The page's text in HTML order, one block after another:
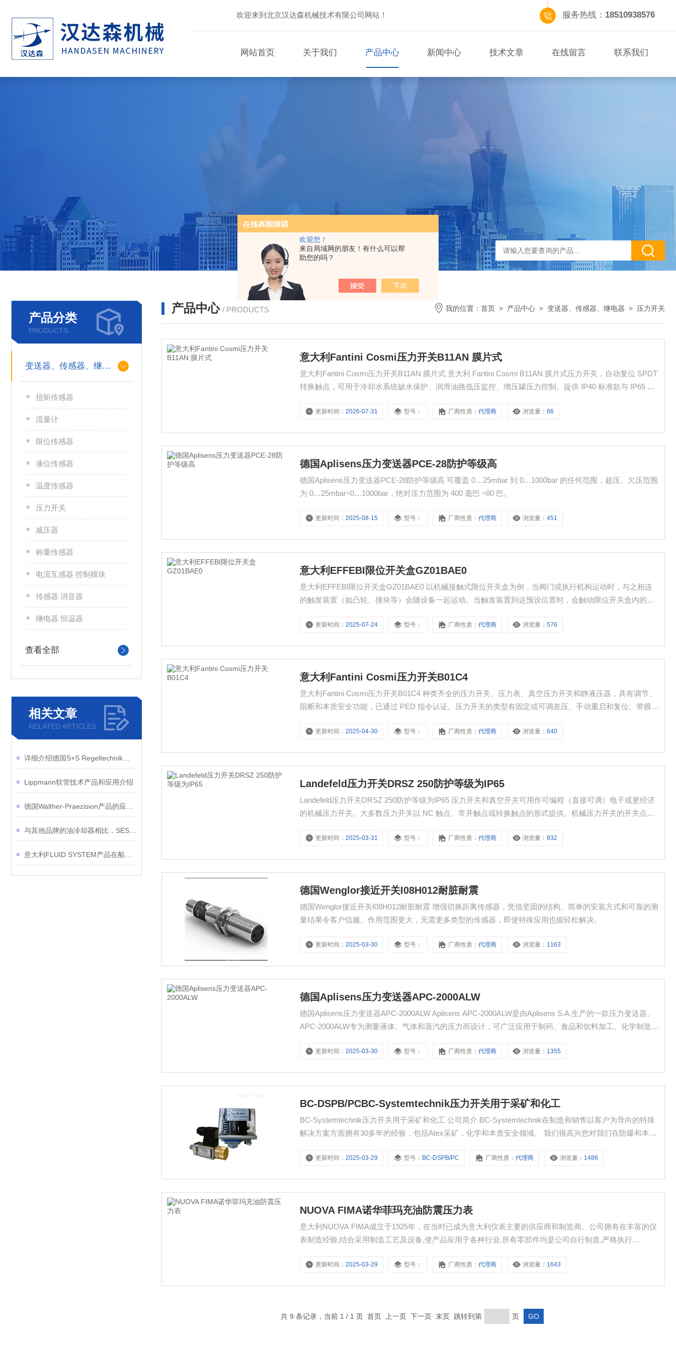
欢迎您！
来自局域网的朋友！有什么可以帮
助您的吗？
欢迎来到北京汉达森机械技术有限公司网站！ 服务热线： 18510938576
网站首页 关于我们 产品中心 新闻中心 技术文章 在线留言 联系我们
产品分类
PRODUCTS
变送器、传感器、继电器
扭矩传感器
流量计
限位传感器
液位传感器
温度传感器
压力开关
减压器
称重传感器
电流互感器 控制模块
传感器 消音器
继电器 恒温器
查看全部
相关文章
RELATED ARTICLES
Lippmann软管技术产品和应用介绍
产品中心 / PRODUCTS 我的位置： 首页 > 产品中心 > 变送器、传感器、继电器 > 压力开关
意大利Fantini Cosmi压力开关B11AN 膜片式
意大利Fantini Cosmi压力开关B11AN 膜片式 意大利 Fantini Cosmi B11AN 膜片式压力开关，自动复位 SPDT
转换触点，可用于冷却水系统缺水保护、润滑油路低压监控、增压罐压力控制。提供 IP40 标准款与 IP65 防
更新时间：2026-07-31 型号： 厂商性质：代理商 浏览量：66
德国Aplisens压力变送器PCE-28防护等级高
德国Aplisens压力变送器PCE-28防护等级高 可覆盖 0…25mbar 到 0…1000bar 的任何范围，超压、欠压范围
为 0…25mbar÷0…1000bar，绝对压力范围为 400 毫巴 ÷80 巴。
更新时间：2025-08-15 型号： 厂商性质：代理商 浏览量：451
意大利EFFEBI限位开关盒GZ01BAE0
意大利EFFEBI限位开关盒GZ01BAE0 以机械接触式限位开关盒为例，当阀门或执行机构运动时，与之相连
的触发装置（如凸轮、撞块等）会随设备一起运动。当触发装置到达预设位置时，会触动限位开关盒内的微
更新时间：2025-07-24 型号： 厂商性质：代理商 浏览量：576
意大利Fantini Cosmi压力开关B01C4
意大利Fantini Cosmi压力开关B01C4 种类齐全的压力开关、压力表、真空压力开关和静液压器，具有调节、
阻断和本质安全功能，已通过 PED 指令认证。压力开关的类型有固定或可调差压、手动重启和复位、带膜、
更新时间：2025-04-30 型号： 厂商性质：代理商 浏览量：640
Landefeld压力开关DRSZ 250防护等级为IP65
Landefeld压力开关DRSZ 250防护等级为IP65 压力开关和真空开关可用作可编程（直接可调）电子或更经济
的机械压力开关。大多数压力开关以 NC 触点、常开触点或转换触点的形式提供。机械压力开关的开关点必
更新时间：2025-03-31 型号： 厂商性质：代理商 浏览量：932
德国Wenglor接近开关I08H012耐脏耐震
德国Wenglor接近开关I08H012耐脏耐震 增强切换距离传感器，凭借坚固的结构、简单的安装方式和可靠的测
量结果令客户信服。作用范围更大，无需更多类型的传感器，即使特殊应用也能轻松解决。
更新时间：2025-03-30 型号： 厂商性质：代理商 浏览量： 1163
德国Aplisens压力变送器APC-2000ALW
德国Aplisens压力变送器APC-2000ALW Aplisens APC-2000ALW是由Aplisens S.A.生产的一款压力变送器。
APC-2000ALW专为测量液体、气体和蒸汽的压力而设计，可广泛应用于制药、食品和饮料加工、化学制造以
更新时间：2025-03-30 型号： 厂商性质：代理商 浏览量： 1355
BC-DSPB/PCBC-Systemtechnik压力开关用于采矿和化工
BC-Systemtechnik压力开关用于采矿和化工 公司简介 BC-Systemtechnik在制造和销售以客户为导向的特殊
解决方案方面拥有30多年的经验，包括Atex采矿，化学和本质安全领域。 我们很高兴您对我们在防爆和本质
证产品感兴趣。
更新时间：2025-03-29 型号： BC-DSPB/PC 厂商性质：代理商 浏览量： 1486
NUOVA FIMA诺华菲玛充油防震压力表
意大利NUOVA FIMA成立于1925年，在当时已成为意大利仪表主要的供应商和制造商。公司拥有在丰富的仪
表制造经验,结合采用制造工艺及设备,使产品应用于各种行业.所有零部件均是公司自行制造,严格执行
震压力表
更新时间：2025-03-29 型号： 厂商性质：代理商 浏览量： 1643
共 9 条记录，当前 1 / 1 页 首页 上一页 下一页 末页 跳转到第 页